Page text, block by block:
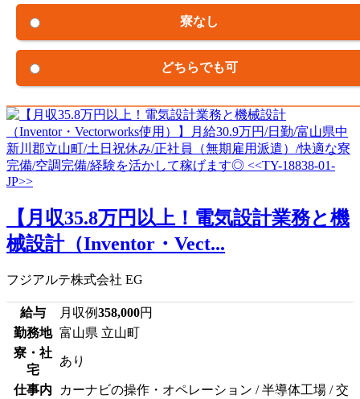
寮なし
どちらでも可
【月収35.8万円以上！電気設計業務と機
械設計（Inventor・Vect...
フジアルテ株式会社 EG
給与 月収例358,000円
勤務地 富山県 立山町
寮・社
宅
あり
仕事内
カーナビの操作・オペレーション / 半導体工場 / 交